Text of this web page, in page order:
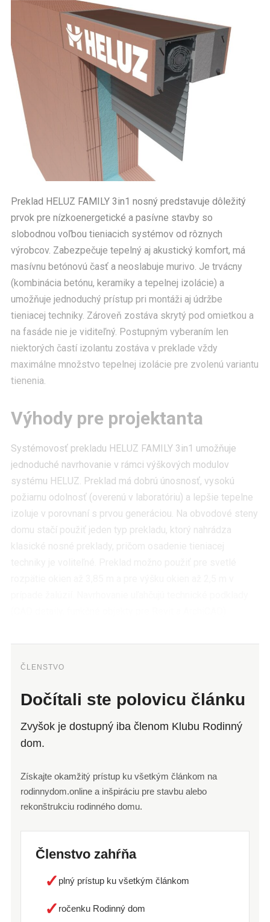
Preklad HELUZ FAMILY 3in1 nosný predstavuje dôležitý
prvok pre nízkoenergetické a pasívne stavby so
slobodnou voľbou tieniacich systémov od rôznych
výrobcov. Zabezpečuje tepelný aj akustický komfort, má
masívnu betónovú časť a neoslabuje murivo. Je trvácny
(kombinácia betónu, keramiky a tepelnej izolácie) a
umožňuje jednoduchý prístup pri montáži aj údržbe
tieniacej techniky. Zároveň zostáva skrytý pod omietkou a
na fasáde nie je viditeľný. Postupným vyberaním len
niektorých častí izolantu zostáva v preklade vždy
maximálne množstvo tepelnej izolácie pre zvolenú variantu
tienenia.
Výhody pre projektanta
Systémovosť prekladu HELUZ FAMILY 3in1 umožňuje
jednoduché navrhovanie v rámci výškových modulov
systému HELUZ. Preklad má dobrú únosnosť, vysokú
požiarnu odolnosť (overenú v laboratóriu) a lepšie tepelne
izoluje v porovnaní s prvou generáciou. Na obvodové steny
domu stačí použiť jeden typ prekladu, ktorý nahrádza
ČLENSTVO
Dočítali ste polovicu článku
Zvyšok je dostupný iba členom Klubu Rodinný
dom.
Získajte okamžitý prístup ku všetkým článkom na
rodinnydom.online a inšpiráciu pre stavbu alebo
rekonštrukciu rodinného domu.
Členstvo zahŕňa
✓ plný prístup ku všetkým článkom
✓ ročenku Rodinný dom